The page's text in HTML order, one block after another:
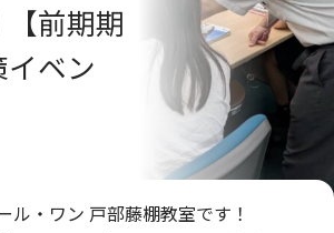
【前期期
ベン
ル・ワン 戸部藤棚教室です！